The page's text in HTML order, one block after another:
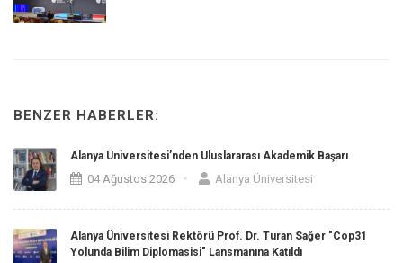
BENZER HABERLER:
Alanya Üniversitesi’nden Uluslararası Akademik Başarı
04 Ağustos 2026 Alanya Üniversitesi
Alanya Üniversitesi Rektörü Prof. Dr. Turan Sağer "Cop31
Yolunda Bilim Diplomasisi" Lansmanına Katıldı